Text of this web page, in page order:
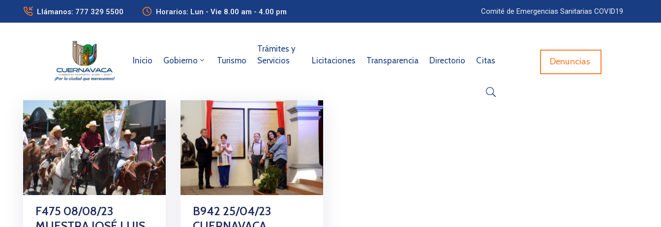
Llámanos: 777 329 5500 Horarios: Lun - Vie 8.00 am - 4.00 pm Comité de Emergencias Sanitarias COVID19
Inicio Gobierno Turismo
Trámites y
Servicios
Licitaciones Transparencia Directorio Citas Denuncias
F475 08/08/23
B942 25/04/23